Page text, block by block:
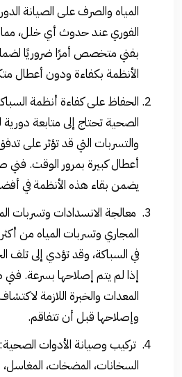
المياه والصرف على الصيانة
الفوري عند حدوث أي خلل، مما
بفني متخصص أمرًا ضروريًا
الأنظمة بكفاءة ودون أعطال
الحفاظ على كفاءة أنظمة
الصحية تحتاج إلى متابعة
والتسربات التي قد تؤثر على
أعطال كبيرة بمرور الوقت.
يضمن بقاء هذه الأنظمة في
معالجة الانسدادات وتسربات
المجاري وتسربات المياه من
في السباكة، وقد تؤدي إلى تلف
إذا لم يتم إصلاحها بسرعة.
المعدات والخبرة اللازمة
وإصلاحها قبل أن تتفاقم.
تركيب وصيانة الأدوات
السخانات، المضخات، المغاسل،